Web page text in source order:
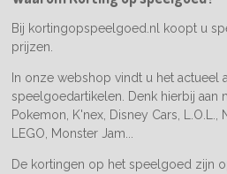
k
a
m
Bij kortingopspeelgoed.nl koopt u
prijzen.
In onze webshop vindt u het actueel
speelgoedartikelen. Denk hierbij aan
Pokemon, K'nex, Disney Cars, L.O.L.,
LEGO, Monster Jam...
De kortingen op het speelgoed zijn